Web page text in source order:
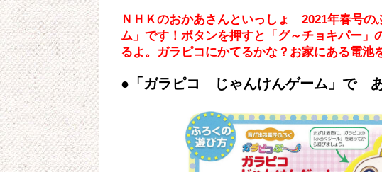
ＮＨＫのおかあさんといっしょ 2021年春号
ム」です！ボタンを押すと「グ～チョキパー」
るよ。ガラピコにかてるかな？お家にある電
●「ガラピコ じゃんけんゲーム」で あ